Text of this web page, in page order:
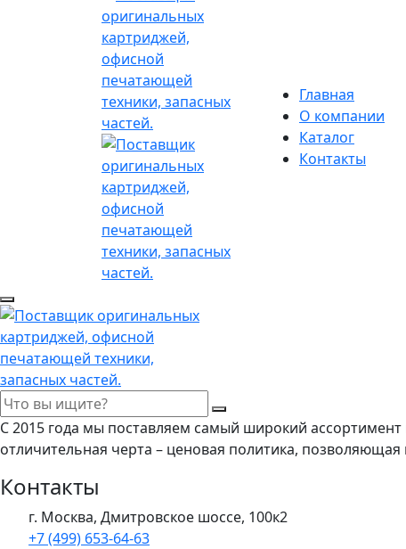
Главная
О компании
Каталог
Контакты
С 2015 года мы поставляем самый широкий
отличительная черта – ценовая политика,
Контакты
г. Москва, Дмитровское шоссе, 100к2
+7 (499) 653-64-63